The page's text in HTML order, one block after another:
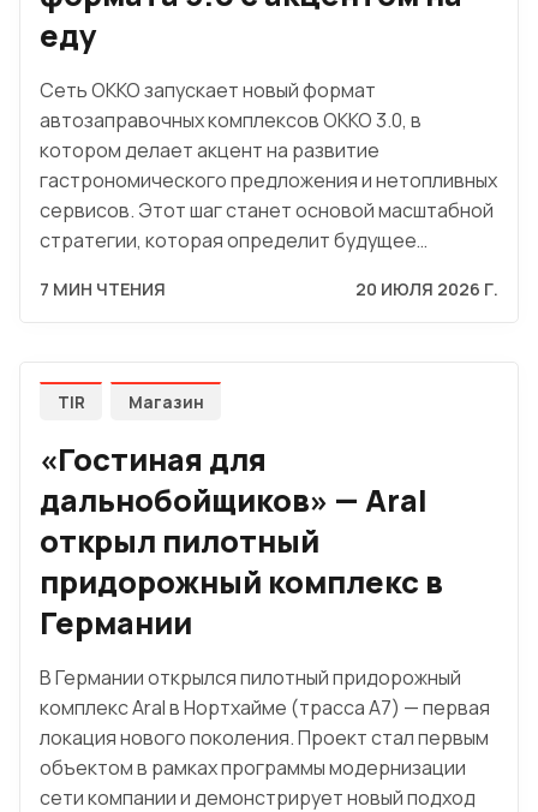
еду
Сеть OKKO запускает новый формат
автозаправочных комплексов OKKO 3.0, в
котором делает акцент на развитие
гастрономического предложения и нетопливных
сервисов. Этот шаг станет основой масштабной
стратегии, которая определит будущее…
7 МИН ЧТЕНИЯ 20 ИЮЛЯ 2026 Г.
TIR Магазин
«Гостиная для
дальнобойщиков» — Aral
открыл пилотный
придорожный комплекс в
Германии
В Германии открылся пилотный придорожный
комплекс Aral в Нортхайме (трасса A7) — первая
локация нового поколения. Проект стал первым
объектом в рамках программы модернизации
сети компании и демонстрирует новый подход